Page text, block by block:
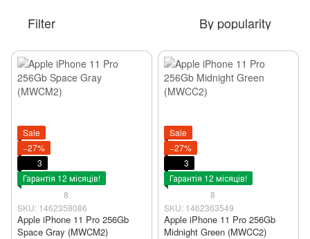
Filter By popularity
Sale
−27%
3
Гарантія 12 місяців!
8
SKU: 1462358086
Apple iPhone 11 Pro 256Gb
Space Gray (MWCM2)
Sale
−27%
3
Гарантія 12 місяців!
8
SKU: 1462363549
Apple iPhone 11 Pro 256Gb
Midnight Green (MWCC2)